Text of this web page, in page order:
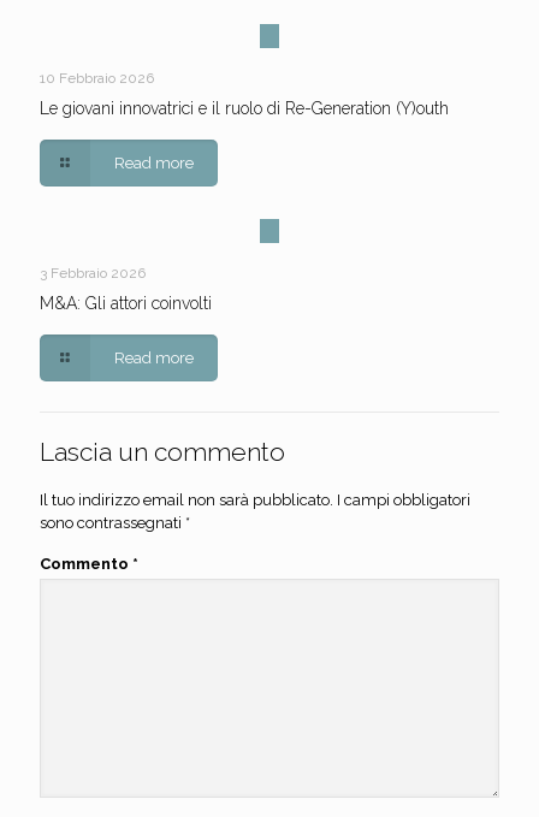
10 Febbraio 2026
Le giovani innovatrici e il ruolo di Re-Generation (Y)outh
Read more
3 Febbraio 2026
M&A: Gli attori coinvolti
Read more
Lascia un commento
Il tuo indirizzo email non sarà pubblicato. I campi obbligatori
sono contrassegnati *
Commento *